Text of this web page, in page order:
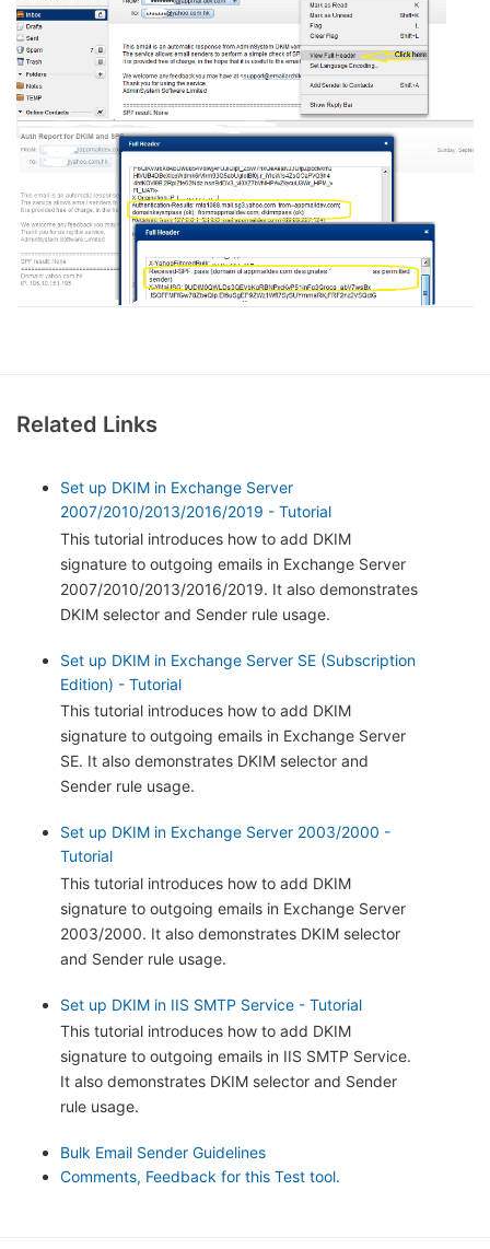
Related Links
Set up DKIM in Exchange Server
2007/2010/2013/2016/2019 - Tutorial
This tutorial introduces how to add DKIM
signature to outgoing emails in Exchange Server
2007/2010/2013/2016/2019. It also demonstrates
DKIM selector and Sender rule usage.
Set up DKIM in Exchange Server SE (Subscription
Edition) - Tutorial
This tutorial introduces how to add DKIM
signature to outgoing emails in Exchange Server
SE. It also demonstrates DKIM selector and
Sender rule usage.
Set up DKIM in Exchange Server 2003/2000 -
Tutorial
This tutorial introduces how to add DKIM
signature to outgoing emails in Exchange Server
2003/2000. It also demonstrates DKIM selector
and Sender rule usage.
Set up DKIM in IIS SMTP Service - Tutorial
This tutorial introduces how to add DKIM
signature to outgoing emails in IIS SMTP Service.
It also demonstrates DKIM selector and Sender
rule usage.
Bulk Email Sender Guidelines
Comments, Feedback for this Test tool.